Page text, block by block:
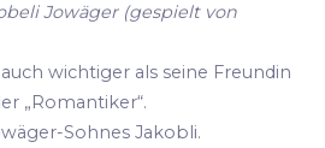
Jowäger (gespielt von
wichtiger als seine Freundin
„Romantiker“.
Sohnes Jakobli.